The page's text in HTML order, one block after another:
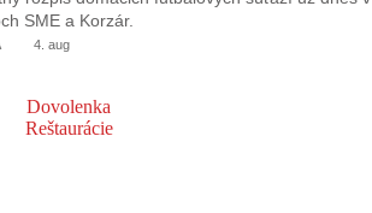
SME a Korzár.
4. aug
Dovolenka
Reštaurácie